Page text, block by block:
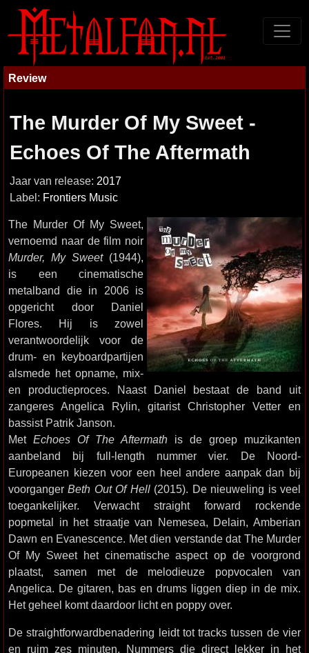
Review
The Murder Of My Sweet -
Echoes Of The Aftermath
Jaar van release: 2017
Label: Frontiers Music
The Murder Of My Sweet,
vernoemd naar de film noir
Murder, My Sweet(1944),
is een cinematische
metalband die in 2006 is
opgericht door Daniel
Flores. Hij is zowel
verantwoordelijk voor de
drum- en keyboardpartijen
alsmede het opname, mix-
en productieproces. Naast Daniel bestaat de band uit
zangeres Angelica Rylin, gitarist Christopher Vetter en
bassist Patrik Janson.
Met Echoes Of The Aftermath is de groep muzikanten
aanbeland bij full-length nummer vier. De Noord-
Europeanen kiezen voor een heel andere aanpak dan bij
voorgangerBeth Out Of Hell(2015). De nieuweling is veel
toegankelijker. Verwacht straight forward rockende
popmetal in het straatje van Nemesea, Delain, Amberian
Dawn en Evanescence. Met dien verstande dat The Murder
Of My Sweet het cinematische aspect op de voorgrond
plaatst, samen met de melodieuze popvocalen van
Angelica. De gitaren, bas en drums liggen diep in de mix.
Het geheel komt daardoor licht en poppy over.
De straightforwardbenadering leidt tot tracks tussen de vier
en ruim zes minuten. Nummers die direct lekker in het